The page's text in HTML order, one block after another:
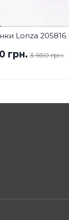
Lonza 205816
грн. 3 950 грн.